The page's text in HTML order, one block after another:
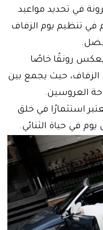
في تحديد مواعيد
في تنظيم يوم الزفاف
يعكس رونقًا خاصًا
حفل الزفاف، حيث يجمع بين
العروسين.
استثمارًا في خلق
في حياة الثنائي.